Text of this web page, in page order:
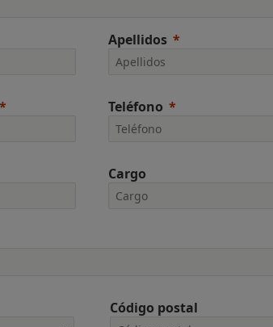
Apellidos
Teléfono
Cargo
Código postal